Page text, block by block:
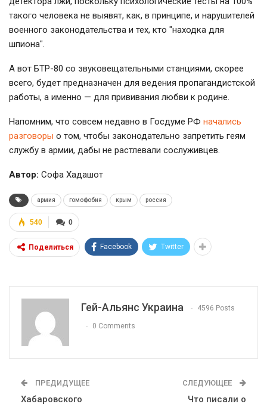
такого человека не выявят, как, в принципе, и нарушителей
военного законодательства и тех, кто "находка для
шпиона".
А вот БТР-80 со звуковещательными станциями, скорее
всего, будет предназначен для ведения пропагандистской
работы, а именно — для прививания любви к родине.
Напомним, что совсем недавно в Госдуме РФ начались
разговоры о том, чтобы законодательно запретить геям
службу в армии, дабы не растлевали сослуживцев.
Автор: Софа Хадашот
армия гомофобия крым россия
0
540
Поделиться Facebook Twitter
Гей-Альянс Украина 4596 Posts
0 Comments
ПРЕДИДУЩЕЕ
Хабаровского
СЛЕДУЮЩЕЕ
Что писали о